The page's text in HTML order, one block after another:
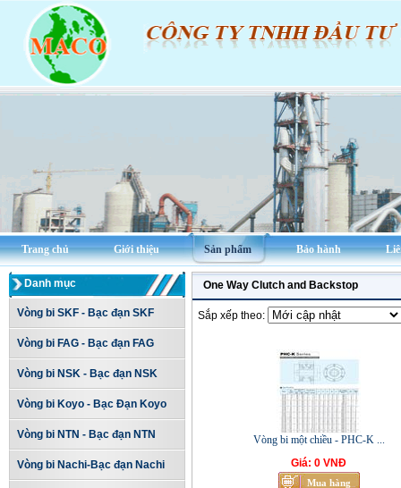
Trang chủ Giới thiệu Sản phẩm Bảo hành
Danh mục
Vòng bi SKF - Bạc đạn SKF
Vòng bi FAG - Bạc đạn FAG
Vòng bi NSK - Bạc đạn NSK
Vòng bi Koyo - Bạc Đạn Koyo
Vòng bi NTN - Bạc đạn NTN
Vòng bi Nachi-Bạc đạn Nachi
One Way Clutch and Backstop
Sắp xếp theo:
Vòng bi một chiều - PHC-K ...
Giá: 0 VNĐ